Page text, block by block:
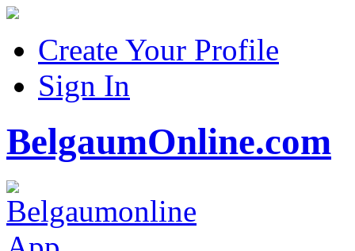
Create Your Profile
Sign In
BelgaumOnline.com